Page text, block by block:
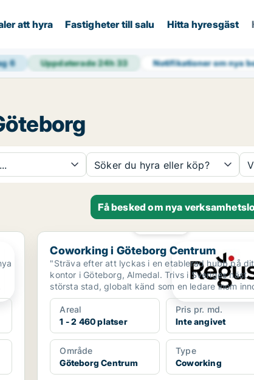
att hyra Fastigheter till salu Hitta hyresgäst
6 Uppdaterade 24h33 Notifikationer om nya
Söker du hyra eller köp?
Få besked om nya
Coworking i Göteborg Centrum
Coworking i Göteborg Centrum
"Sträva efter att lyckas i en etablerad hubb på
kontor i Göteborg, Almedal. Trivs i Sveriges näst
största stad, globalt känd som en ledare inom
Areal
1 - 2 460 platser
Pris pr. md.
Inte angivet
Område
Göteborg Centrum
Type
Coworking